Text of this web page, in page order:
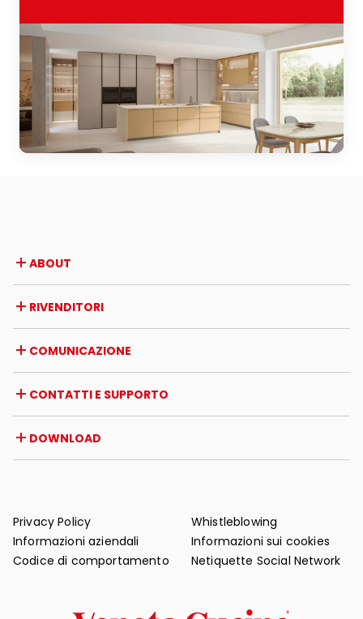
ABOUT
Premi e riconoscimenti
Opportunità di lavoro
Certificazioni
RIVENDITORI
Estero
Iniziative dei rivenditori
COMUNICAZIONE
News
Rassegna stampa
CONTATTI E SUPPORTO
Garanzia
Supporto post-vendita
DOWNLOAD
Privacy Policy
Informazioni aziendali
Codice di comportamento
Whistleblowing
Informazioni sui cookies
Netiquette Social Network